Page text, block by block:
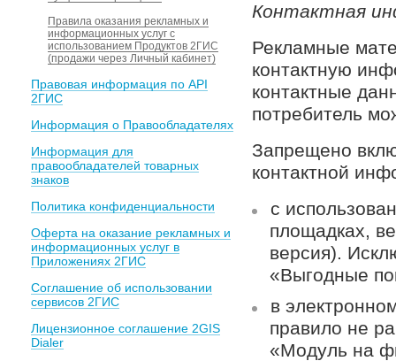
Правила оказания рекламных и
информационных услуг с
использованием Продуктов 2ГИС
(продажи через Личный кабинет)
Правовая информация по API
2ГИС
Информация о Правообладателях
Информация для
правообладателей товарных
знаков
Политика конфиденциальности
Оферта на оказание рекламных и
информационных услуг в
Приложениях 2ГИС
Соглашение об использовании
сервисов 2ГИС
Лицензионное соглашение 2GIS
Dialer
Контактная
Рекламные
контактную
контактные
потребитель
Запрещено
контактной
с
площадках,
версия).
«Выгодные
в
правило не
«Модуль на